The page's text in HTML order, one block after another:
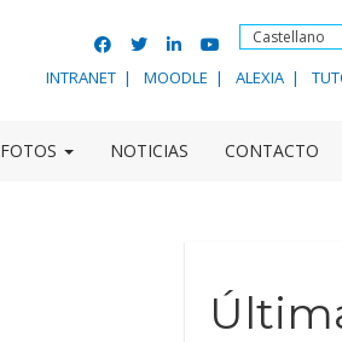
Castellano
INTRANET MOODLE ALEXIA
FOTOS NOTICIAS CONTACTO